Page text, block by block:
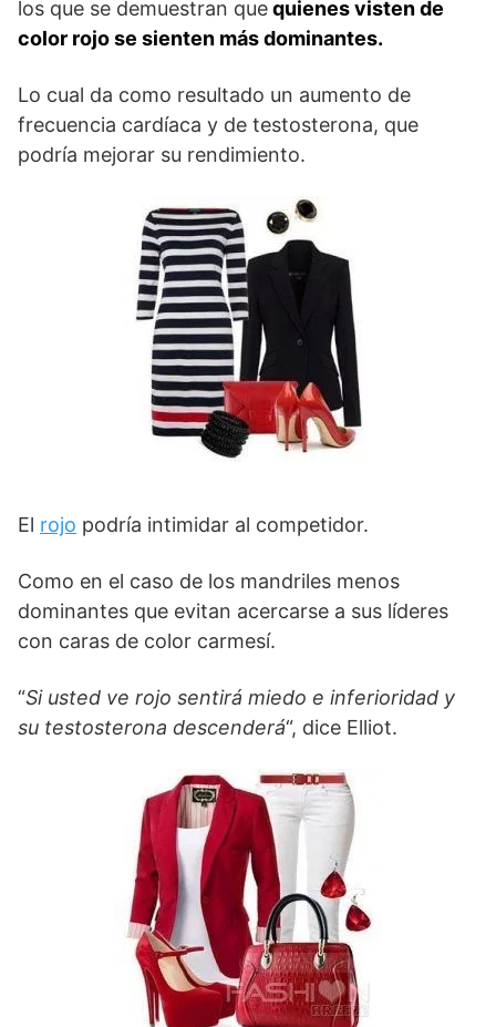
los que se demuestran quequienes visten de
color rojo se sienten más dominantes.
Lo cual da como resultado un aumento de
frecuencia cardíaca y de testosterona, que
podría mejorar su rendimiento.
El rojo podría intimidar al competidor.
Como en el caso de los mandriles menos
dominantes que evitan acercarse a sus líderes
con caras de color carmesí.
“Si usted ve rojo sentirá miedo e inferioridad y
su testosterona descenderá“, dice Elliot.